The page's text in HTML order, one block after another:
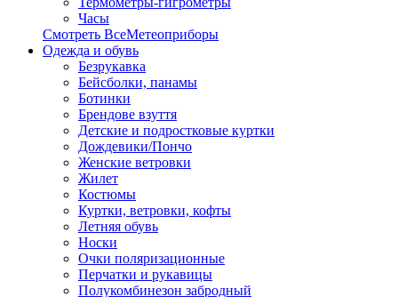
Часы
Смотреть ВсеМетеоприборы
Одежда и обувь
Безрукавка
Бейсболки, панамы
Ботинки
Брендове взуття
Детские и подростковые куртки
Дождевики/Пончо
Женские ветровки
Жилет
Костюмы
Куртки, ветровки, кофты
Летняя обувь
Носки
Очки поляризационные
Перчатки и рукавицы
Полукомбинезон забродный